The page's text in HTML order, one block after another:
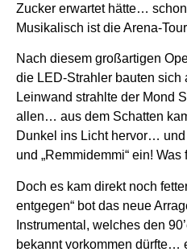
Zucker erwartet hätte…
Musikalisch ist die Arena-
Nach diesem großartigen
die LED-Strahler bauten
Leinwand strahlte der Mond
allen… aus dem Schatten
Dunkel ins Licht hervor… und
und „Remmidemmi“ ein!
Doch es kam direkt noch
entgegen“ bot das neue
Instrumental, welches den
bekannt vorkommen dürfte…